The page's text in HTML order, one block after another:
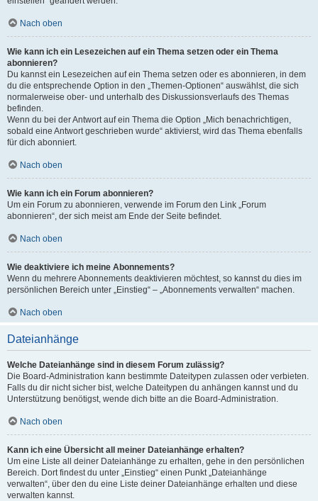
Nach oben
Wie kann ich ein Lesezeichen auf ein Thema setzen oder ein Thema
abonnieren?
Du kannst ein Lesezeichen auf ein Thema setzen oder es abonnieren, in dem
du die entsprechende Option in den „Themen-Optionen“ auswählst, die sich
normalerweise ober- und unterhalb des Diskussionsverlaufs des Themas
befinden.
Wenn du bei der Antwort auf ein Thema die Option „Mich benachrichtigen,
sobald eine Antwort geschrieben wurde“ aktivierst, wird das Thema ebenfalls
für dich abonniert.
Nach oben
Wie kann ich ein Forum abonnieren?
Um ein Forum zu abonnieren, verwende im Forum den Link „Forum
abonnieren“, der sich meist am Ende der Seite befindet.
Nach oben
Wie deaktiviere ich meine Abonnements?
Wenn du mehrere Abonnements deaktivieren möchtest, so kannst du dies im
persönlichen Bereich unter „Einstieg“ – „Abonnements verwalten“ machen.
Nach oben
Dateianhänge
Welche Dateianhänge sind in diesem Forum zulässig?
Die Board-Administration kann bestimmte Dateitypen zulassen oder verbieten.
Falls du dir nicht sicher bist, welche Dateitypen du anhängen kannst und du
Unterstützung benötigst, wende dich bitte an die Board-Administration.
Nach oben
Kann ich eine Übersicht all meiner Dateianhänge erhalten?
Um eine Liste all deiner Dateianhänge zu erhalten, gehe in den persönlichen
Bereich. Dort findest du unter „Einstieg“ einen Punkt „Dateianhänge
verwalten“, über den du eine Liste deiner Dateianhänge erhalten und diese
verwalten kannst.